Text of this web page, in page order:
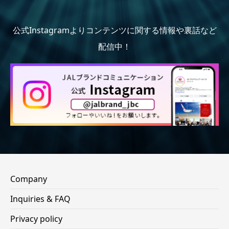
公式Instagramよりコンテンツに関する情報や裏話など
配信中！
Company
Inquiries & FAQ
Privacy policy